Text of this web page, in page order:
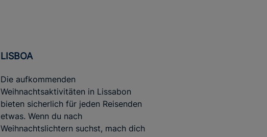
LISBOA
Die aufkommenden
Weihnachtsaktivitäten in Lissabon
bieten sicherlich für jeden Reisenden
etwas. Wenn du nach
Weihnachtslichtern suchst, mach dich